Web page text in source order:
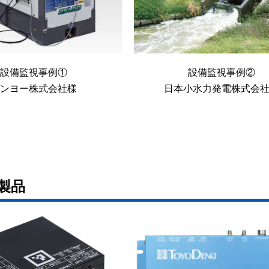
設備監視事例①
ヨー株式会社様
設備監視事例②
日本小水力発電株式会
品